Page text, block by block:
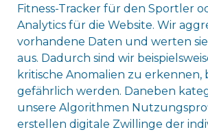
Fitness-Tracker für den Sportler
Analytics für die Website. Wir
vorhandene Daten und werten
aus. Dadurch sind wir
kritische Anomalien zu erkennen,
gefährlich werden. Daneben
unsere Algorithmen
erstellen digitale Zwillinge der